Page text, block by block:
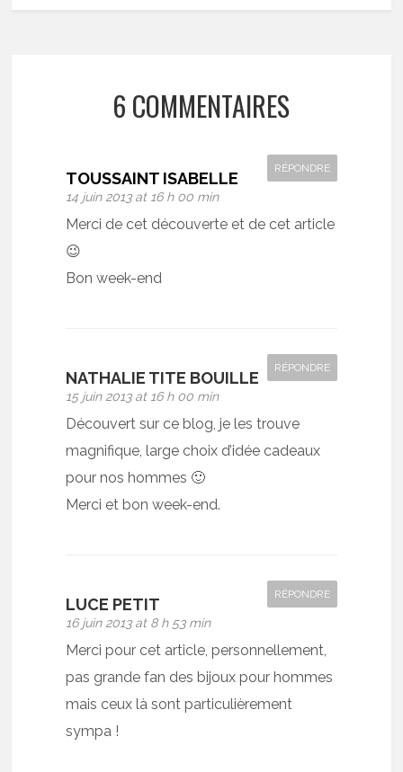
6 COMMENTAIRES
TOUSSAINT ISABELLE
14 juin 2013 at 16 h 00 min
RÉPONDRE
Merci de cet découverte et de cet article
😉
Bon week-end
NATHALIE TITE BOUILLE
15 juin 2013 at 16 h 00 min
RÉPONDRE
Découvert sur ce blog, je les trouve
magnifique, large choix d’idée cadeaux
pour nos hommes 🙂
Merci et bon week-end.
LUCE PETIT
16 juin 2013 at 8 h 53 min
RÉPONDRE
Merci pour cet article, personnellement,
pas grande fan des bijoux pour hommes
mais ceux là sont particulièrement
sympa !